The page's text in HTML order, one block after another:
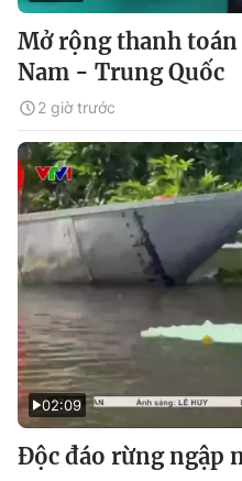
Mở rộng thanh toán
Nam - Trung Quốc
2 giờ trước
02:09
Độc đáo rừng ngập